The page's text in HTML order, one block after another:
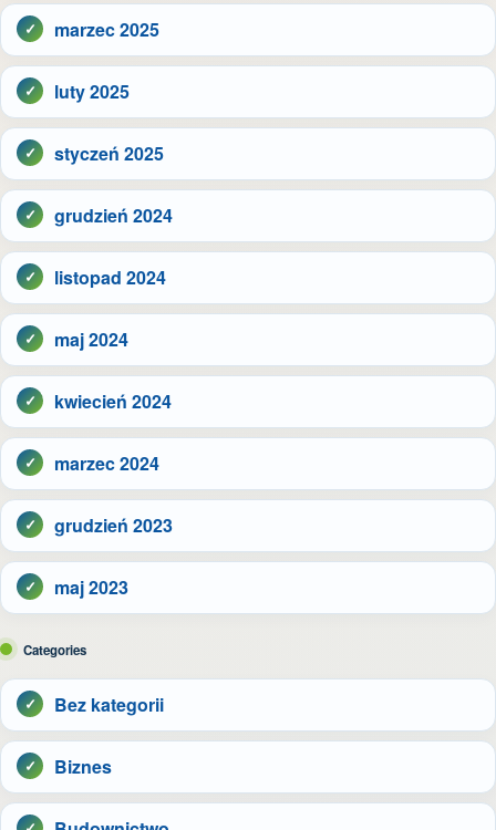
marzec 2025
luty 2025
styczeń 2025
grudzień 2024
listopad 2024
maj 2024
kwiecień 2024
marzec 2024
grudzień 2023
maj 2023
Categories
Bez kategorii
Biznes